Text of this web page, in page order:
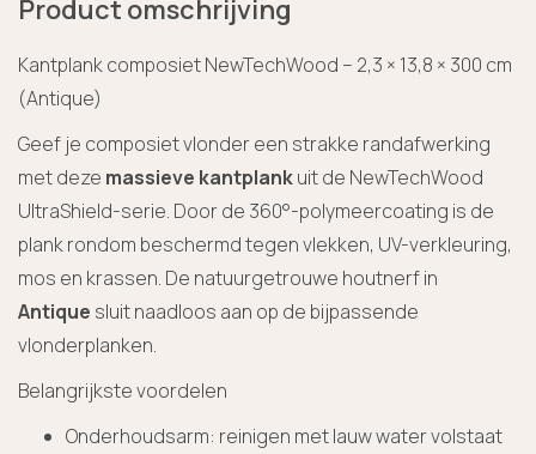
Product omschrijving
Kantplank composiet NewTechWood – 2,3 × 13,8 × 300 cm
(Antique)
Geef je composiet vlonder een strakke randafwerking
met deze massieve kantplankuit de NewTechWood
UltraShield-serie. Door de 360°-polymeercoating is de
plank rondom beschermd tegen vlekken, UV-verkleuring,
mos en krassen. De natuurgetrouwe houtnerf in
Antique sluit naadloos aan op de bijpassende
vlonderplanken.
Belangrijkste voordelen
Onderhouds­arm: reinigen met lauw water volstaat